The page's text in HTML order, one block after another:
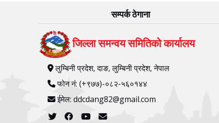
सम्पर्क ठेगाना
जिल्ला समन्वय समितिको कार्यालय
लुम्बिनी प्रदेश, दाङ, लुम्बिनी प्रदेश, नेपाल
फोन नं: (+९७७)-०८२-५६०१४४
ईमेल: ddcdang82@gmail.com